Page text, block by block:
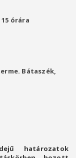
15 órára
Bátaszék,
határozatok